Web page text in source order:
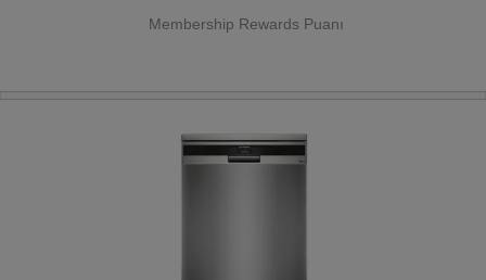
Membership Rewards Puanı